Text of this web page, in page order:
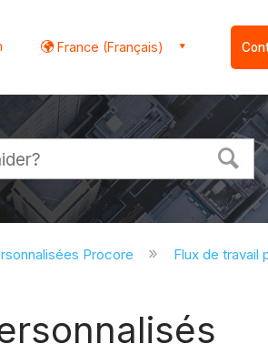
France (Français)
Procore Flux de travail